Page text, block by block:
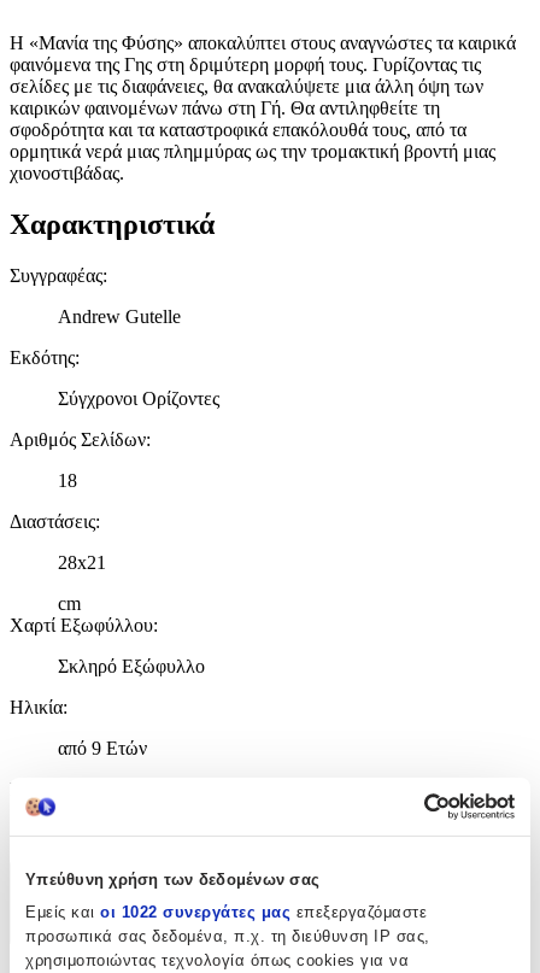
Υπεύθυνη χρήση των δεδομένων σας
Εμείς και οι 1022 συνεργάτες μας επεξεργαζόμαστε
προσωπικά σας δεδομένα, π.χ. τη διεύθυνση IP σας,
χρησιμοποιώντας τεχνολογία όπως cookies για να
Η «Μανία της Φύσης» αποκαλύπτει στους αναγνώστες τα καιρικά
φαινόμενα της Γης στη δριμύτερη μορφή τους. Γυρίζοντας τις
σελίδες με τις διαφάνειες, θα ανακαλύψετε μια άλλη όψη των
καιρικών φαινομένων πάνω στη Γή. Θα αντιληφθείτε τη
σφοδρότητα και τα καταστροφικά επακόλουθά τους, από τα
ορμητικά νερά μιας πλημμύρας ως την τρομακτική βροντή μιας
χιονοστιβάδας.
Χαρακτηριστικά
Συγγραφέας:
Andrew Gutelle
Εκδότης:
Σύγχρονοι Ορίζοντες
Αριθμός Σελίδων:
18
Διαστάσεις:
28x21
cm
Χαρτί Εξωφύλλου:
Σκληρό Εξώφυλλο
Ηλικία:
από 9 Ετών
ISBN
Χαρακτηριστικά
+